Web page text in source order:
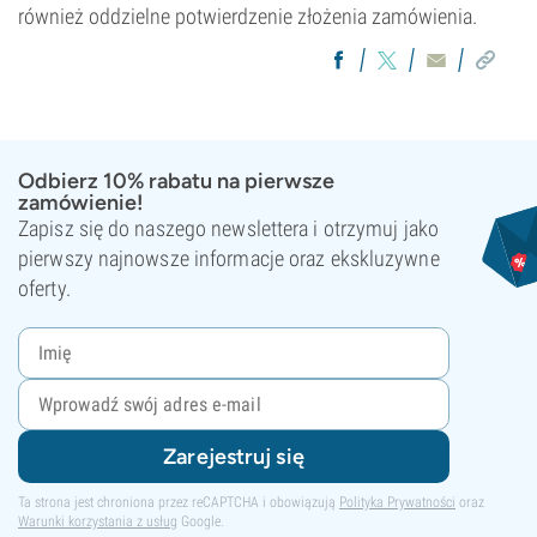
również oddzielne potwierdzenie złożenia zamówienia.
Odbierz 10% rabatu na pierwsze
zamówienie!
Zapisz się do naszego newslettera i otrzymuj jako
pierwszy najnowsze informacje oraz ekskluzywne
oferty.
Zarejestruj się
Ta strona jest chroniona przez reCAPTCHA i obowiązują Polityka Prywatności oraz
Warunki korzystania z usług Google.